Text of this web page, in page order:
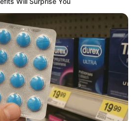
Ειδήσεις από την Ελλάδα και
που συμβαίνουν, στο
Newstok.gr.